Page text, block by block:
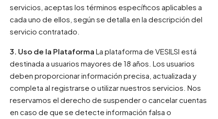
servicios, aceptas los términos específicos aplicables a
cada uno de ellos, según se detalla en la descripción del
servicio contratado.
3. Uso de la Plataforma La plataforma de VESILSI está
destinada a usuarios mayores de 18 años. Los usuarios
deben proporcionar información precisa, actualizada y
completa al registrarse o utilizar nuestros servicios. Nos
reservamos el derecho de suspender o cancelar cuentas
en caso de que se detecte información falsa o